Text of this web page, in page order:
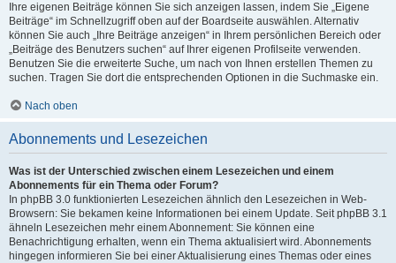
Ihre eigenen Beiträge können Sie sich anzeigen lassen, indem Sie „Eigene
Beiträge“ im Schnellzugriff oben auf der Boardseite auswählen. Alternativ
können Sie auch „Ihre Beiträge anzeigen“ in Ihrem persönlichen Bereich oder
„Beiträge des Benutzers suchen“ auf Ihrer eigenen Profilseite verwenden.
Benutzen Sie die erweiterte Suche, um nach von Ihnen erstellen Themen zu
suchen. Tragen Sie dort die entsprechenden Optionen in die Suchmaske ein.
Nach oben
Abonnements und Lesezeichen
Was ist der Unterschied zwischen einem Lesezeichen und einem
Abonnements für ein Thema oder Forum?
In phpBB 3.0 funktionierten Lesezeichen ähnlich den Lesezeichen in Web-
Browsern: Sie bekamen keine Informationen bei einem Update. Seit phpBB 3.1
ähneln Lesezeichen mehr einem Abonnement: Sie können eine
Benachrichtigung erhalten, wenn ein Thema aktualisiert wird. Abonnements
hingegen informieren Sie bei einer Aktualisierung eines Themas oder eines